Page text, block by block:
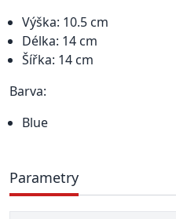
Výška: 10.5 cm
Délka: 14 cm
Šířka: 14 cm
Barva:
Blue
Parametry